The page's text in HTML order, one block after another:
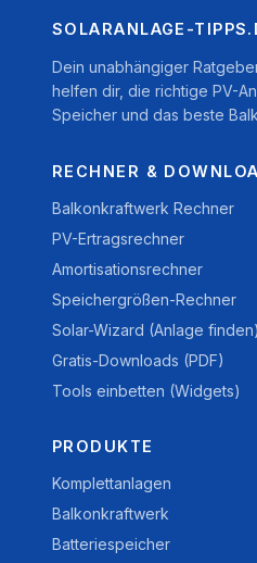
SOLARANLAGE-
Dein unabhängiger
helfen dir, die richtige PV-
Speicher und das beste
RECHNER &
Balkonkraftwerk Rechner
PV-Ertragsrechner
Amortisationsrechner
Speichergrößen-Rechner
Solar-Wizard (Anlage finden)
Gratis-Downloads (PDF)
Tools einbetten (Widgets)
PRODUKTE
Komplettanlagen
Balkonkraftwerk
Batteriespeicher